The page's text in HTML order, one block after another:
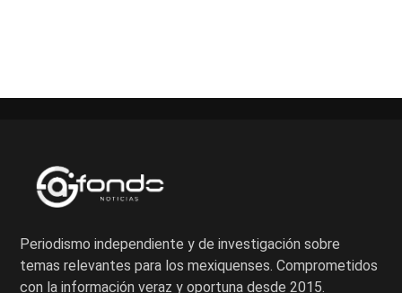
Periodismo independiente y de investigación sobre
temas relevantes para los mexiquenses. Comprometidos
con la información veraz y oportuna desde 2015.